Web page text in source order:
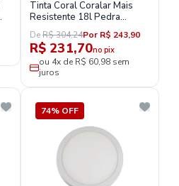
Tinta Coral Coralar Mais
Resistente 18l Pedra
Preciosa
DeR$ 304,24Por R$ 243,90
R$ 231,70no pix
ou 4x de R$ 60,98 sem
juros
74% OFF